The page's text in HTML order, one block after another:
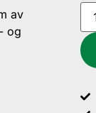
av
og